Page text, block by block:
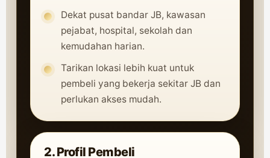
Dekat pusat bandar JB, kawasan
pejabat, hospital, sekolah dan
kemudahan harian.
Tarikan lokasi lebih kuat untuk
pembeli yang bekerja sekitar JB dan
perlukan akses mudah.
2. Profil Pembeli